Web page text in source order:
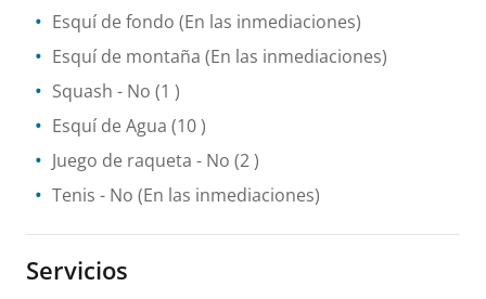
Esquí de fondo (En las inmediaciones)
Esquí de montaña (En las inmediaciones)
Squash - No (1 )
Esquí de Agua (10 )
Juego de raqueta - No (2 )
Tenis - No (En las inmediaciones)
Servicios